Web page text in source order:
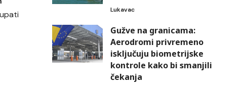
Lukavac
Gužve na granicama:
Aerodromi privremeno
isključuju biometrijske
kontrole kako bi smanjili
čekanja